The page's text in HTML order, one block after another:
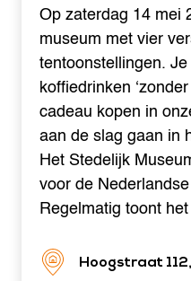
Op zaterdag 14 mei
museum met vier
tentoonstellingen.
koffiedrinken
cadeau kopen in
aan de slag gaan in
Het Stedelijk
voor de
Regelmatig toont
Hoogstraat